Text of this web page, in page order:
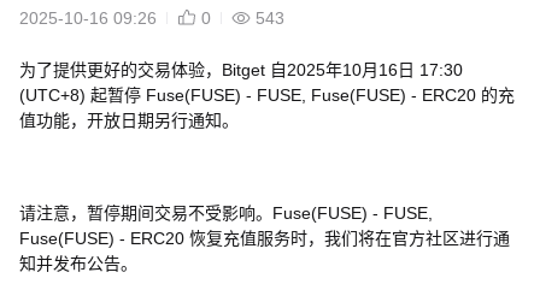
2025-10-16 09:26 0 543
为了提供更好的交易体验，Bitget 自2025年10月16日 17:30
(UTC+8) 起暂停 Fuse(FUSE) - FUSE, Fuse(FUSE) - ERC20 的充
值功能，开放日期另行通知。
请注意，暂停期间交易不受影响。Fuse(FUSE) - FUSE,
Fuse(FUSE) - ERC20 恢复充值服务时，我们将在官方社区进行通
知并发布公告。